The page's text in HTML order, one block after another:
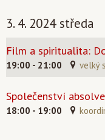
3. 4. 2024 středa
Film a spiritualita:
19:00 - 21:00 velký
Společenství
18:00 - 19:00